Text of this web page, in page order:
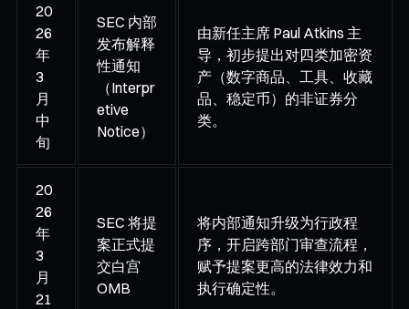
20
26
年
3
月
中
旬
SEC 内部
发布解释
性通知
（Interpr
etive
Notice）
由新任主席 Paul Atkins 主
导，初步提出对四类加密资
产（数字商品、工具、收藏
品、稳定币）的非证券分
类。
20
26
年
3
月
21
SEC 将提
案正式提
交白宫
OMB
将内部通知升级为行政程
序，开启跨部门审查流程，
赋予提案更高的法律效力和
执行确定性。